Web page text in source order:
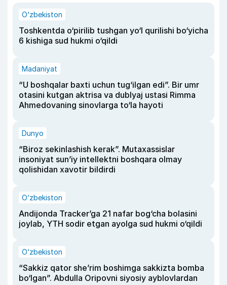
O‘zbekiston
Toshkentda o‘pirilib tushgan yo‘l qurilishi bo‘yicha
6 kishiga sud hukmi o‘qildi
Madaniyat
“U boshqalar baxti uchun tug‘ilgan edi”. Bir umr
otasini kutgan aktrisa va dublyaj ustasi Rimma
Ahmedovaning sinovlarga to‘la hayoti
Dunyo
“Biroz sekinlashish kerak”. Mutaxassislar
insoniyat sun’iy intellektni boshqara olmay
qolishidan xavotir bildirdi
O‘zbekiston
Andijonda Tracker’ga 21 nafar bog‘cha bolasini
joylab, YTH sodir etgan ayolga sud hukmi o‘qildi
O‘zbekiston
“Sakkiz qator she’rim boshimga sakkizta bomba
bo‘lgan”. Abdulla Oripovni siyosiy ayblovlardan